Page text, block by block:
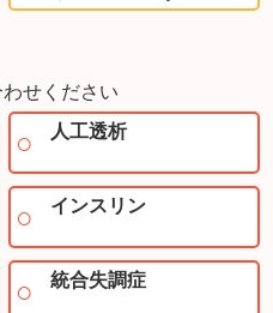
せください
人工透析
インスリン
統合失調症